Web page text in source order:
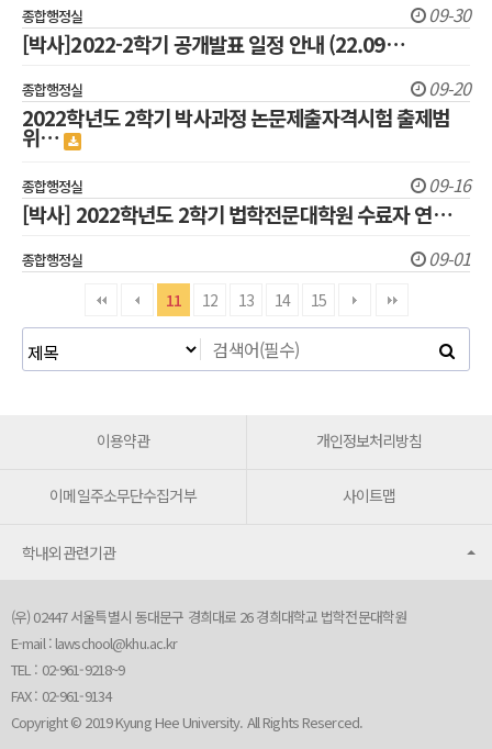
종합행정실 09-30
[박사]2022-2학기 공개발표 일정 안내 (22.09…
종합행정실 09-20
2022학년도 2학기 박사과정 논문제출자격시험 출제범
위…
종합행정실 09-16
[박사] 2022학년도 2학기 법학전문대학원 수료자 연…
종합행정실 09-01
11 12 13 14 15
이용약관 개인정보처리방침
이메일주소무단수집거부 사이트맵
학내외관련기관
(우) 02447 서울특별시 동대문구 경희대로 26 경희대학교 법학전문대학원
E-mail : lawschool@khu.ac.kr
TEL : 02-961-9218~9
FAX : 02-961-9134
Copyright © 2019 Kyung Hee University. All Rights Reserced.